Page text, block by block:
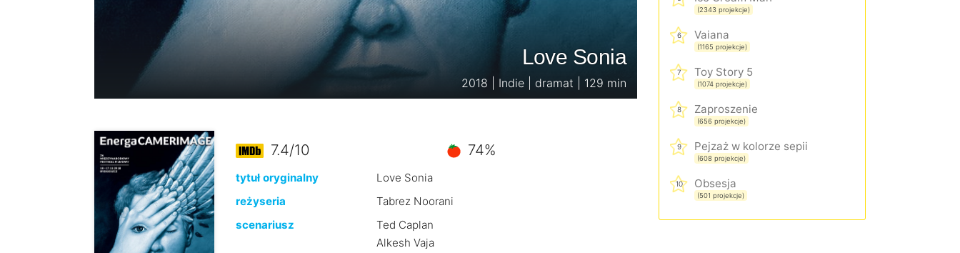
Love Sonia
2018 | Indie | dramat | 129 min
7.4/10 74%
tytuł oryginalny
Love Sonia
reżyseria
Tabrez Noorani
scenariusz
Ted Caplan
Alkesh Vaja
(2343 projekcje)
6 Vaiana
(1165 projekcje)
7 Toy Story 5
(1074 projekcje)
8 Zaproszenie
(656 projekcje)
9 Pejzaż w kolorze sepii
(608 projekcje)
10 Obsesja
(501 projekcje)